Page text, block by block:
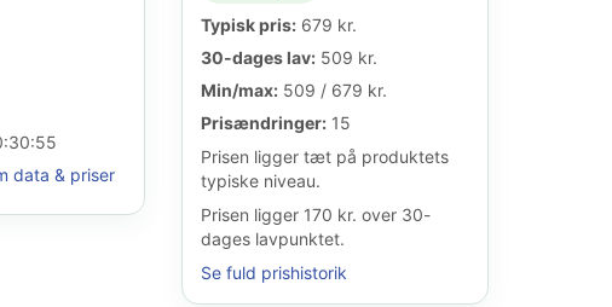
data & priser
Typisk pris:679 kr.
30-dages lav:509 kr.
Min/max:509 / 679 kr.
Prisændringer:15
Prisen ligger tæt på produktets
typiske niveau.
Prisen ligger 170 kr. over 30-
dages lavpunktet.
Se fuld prishistorik